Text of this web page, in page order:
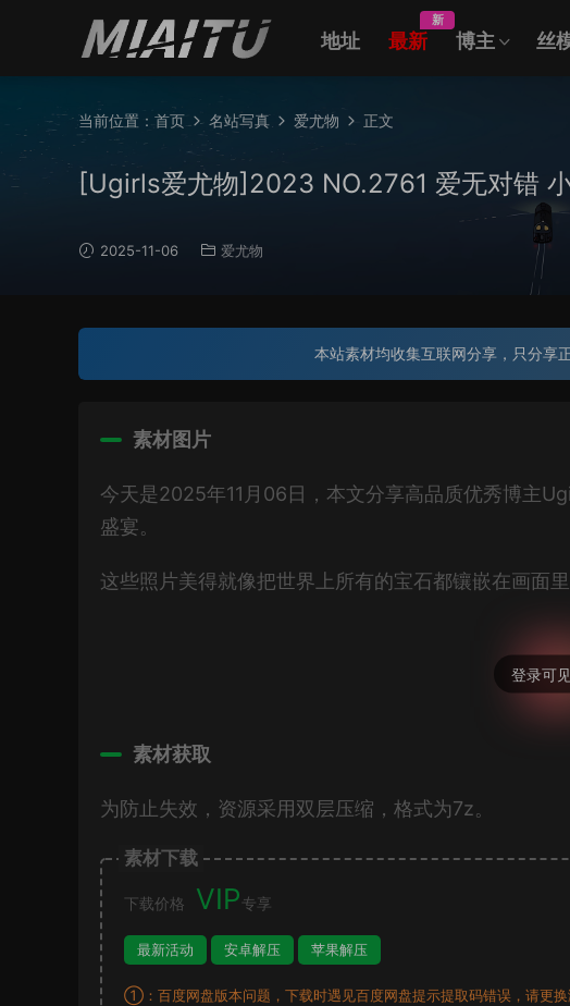
地址 最新
新
博主 丝
当前位置： 首页 名站写真 爱尤物 正文
[Ugirls爱尤物]2023 NO.2761 爱无对错
2025-11-06 爱尤物
本站素材均收集互联网分享，只分享
素材图片
今天是2025年11月06日，本文分享高品质优秀博主
盛宴。
这些照片美得就像把世界上所有的宝石都镶嵌在画面里
素材获取
为防止失效，资源采用双层压缩，格式为7z。
素材下载
下载价格 VIP 专享
最新活动 安卓解压 苹果解压
①：百度网盘版本问题，下载时遇见百度网盘提示提取码错误，请更换